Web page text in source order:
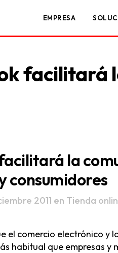
EMPRESA
facilitará
la
consumidores
2011 en Tienda
el comercio electrónico y
habitual que empresas